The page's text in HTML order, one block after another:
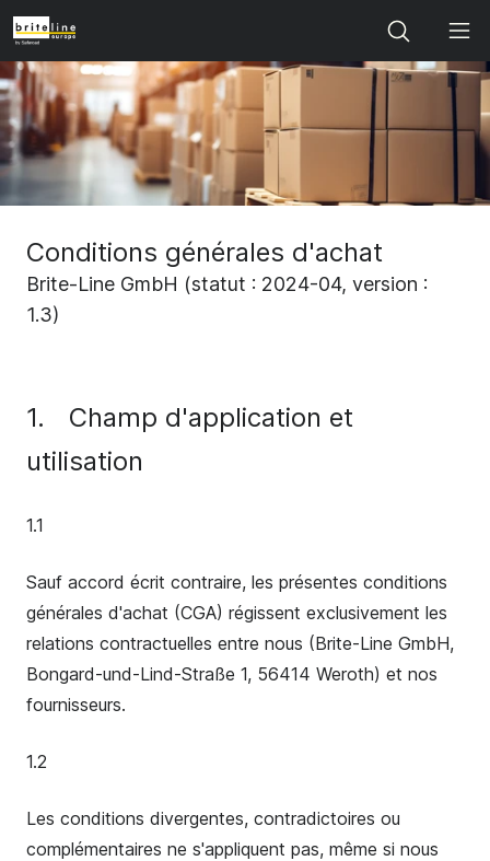
Search
Conditions générales d'achat
Brite-Line GmbH (statut : 2024-04, version :
1.3)
1.
Champ d'application et
utilisation
1.1
Sauf accord écrit contraire, les présentes conditions
générales d'achat (CGA) régissent exclusivement les
relations contractuelles entre nous (Brite-Line GmbH,
Bongard-und-Lind-Straße 1, 56414 Weroth) et nos
fournisseurs.
1.2
Les conditions divergentes, contradictoires ou
complémentaires ne s'appliquent pas, même si nous